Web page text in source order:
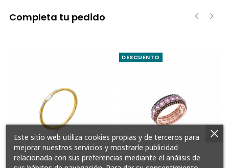
Completa tu pedido
DESCUENTO
Este sitio web utiliza cookies propias y de terceros para
mejorar nuestros servicios y mostrarle publicidad
relacionada con sus preferencias mediante el análisis de